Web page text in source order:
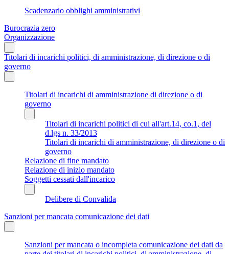
Scadenzario obblighi amministrativi
Burocrazia zero
Organizzazione
Titolari di incarichi politici, di amministrazione, di direzione o di
governo
Titolari di incarichi di amministrazione di direzione o di
governo
Titolari di incarichi politici di cui all'art.14, co.1, del
d.lgs n. 33/2013
Titolari di incarichi di amministrazione, di direzione o di
governo
Relazione di fine mandato
Relazione di inizio mandato
Soggetti cessati dall'incarico
Delibere di Convalida
Sanzioni per mancata comunicazione dei dati
Sanzioni per mancata o incompleta comunicazione dei dati da